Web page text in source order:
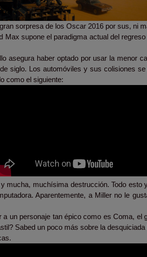
sorpresa de los Oscar 2016 por sus, ni
Max supone el paradigma actual del
asegura haber optado por usar la menor
siglo. Los automóviles y sus colisiones
como el siguiente:
mucha, muchísima destrucción. Todo
Aparentemente, a Miller no le
un personaje tan épico como es Coma, el
Sabed un poco más sobre la